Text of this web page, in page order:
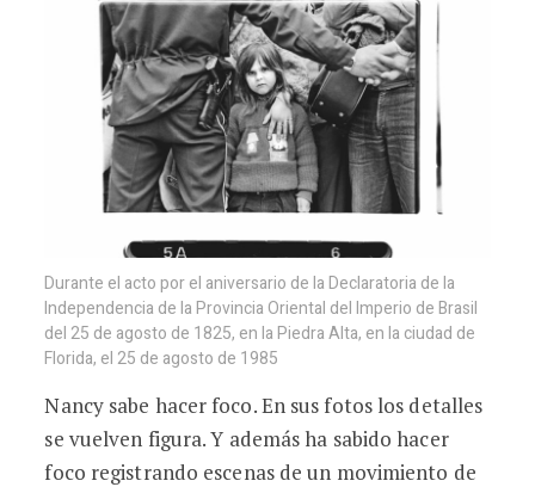
Durante el acto por el aniversario de la Declaratoria de la
Independencia de la Provincia Oriental del Imperio de Brasil
del 25 de agosto de 1825, en la Piedra Alta, en la ciudad de
Florida, el 25 de agosto de 1985
Nancy sabe hacer foco. En sus fotos los detalles
se vuelven figura. Y además ha sabido hacer
foco registrando escenas de un movimiento de